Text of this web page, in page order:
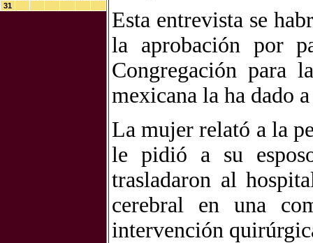
31
Esta entrevista se
la aprobación por
Congregación para
mexicana la ha dado
La mujer relató a la
le pidió a su
trasladaron al
cerebral en una
intervención